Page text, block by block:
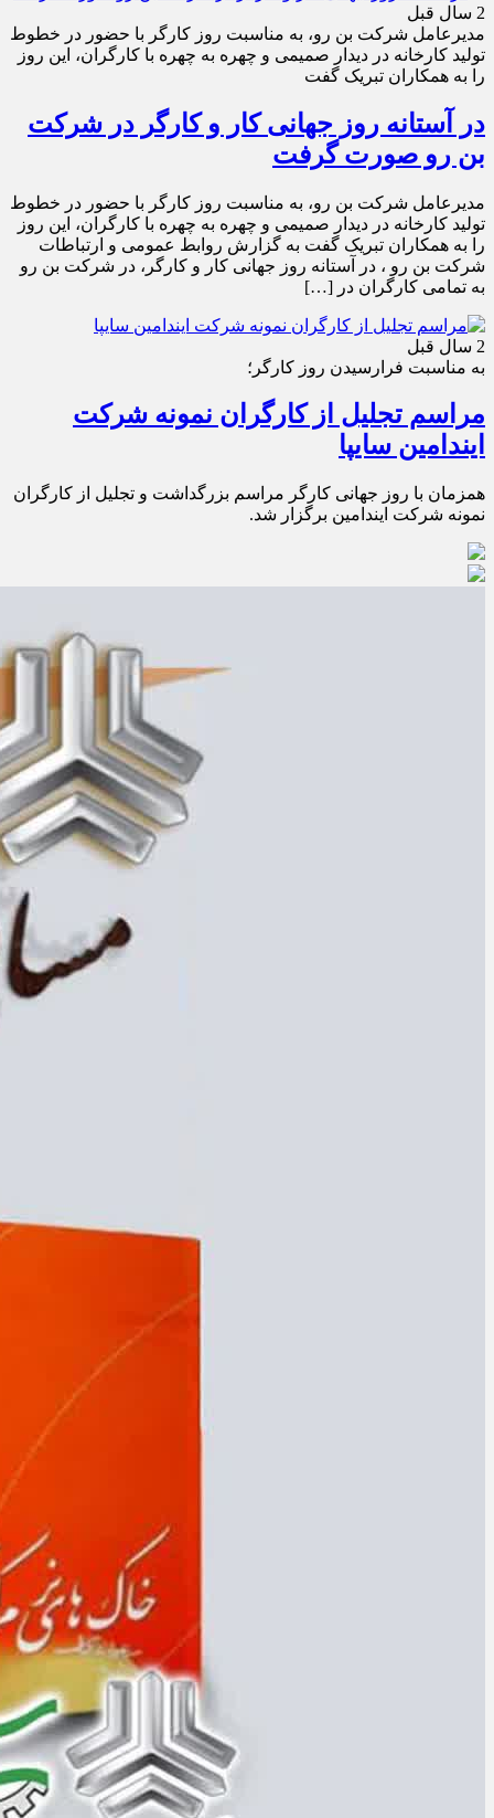
2 سال قبل
مدیرعامل شرکت بن رو، به مناسبت روز کارگر با حضور در خطوط
تولید کارخانه در دیدار صمیمی و‌ چهره به چهره با کارگران، این روز
را به همکاران تبریک گفت
در آستانه روز جهانی کار و کارگر در شرکت
بن رو صورت گرفت
مدیرعامل شرکت بن رو، به مناسبت روز کارگر با حضور در خطوط
تولید کارخانه در دیدار صمیمی و‌ چهره به چهره با کارگران، این روز
را به همکاران تبریک گفت به گزارش روابط عمومی و ارتباطات
شرکت بن رو ، در آستانه روز جهانی کار و کارگر، در شرکت بن رو
به تمامی کارگران‌ در […]
2 سال قبل
به مناسبت فرارسیدن روز کارگر؛
مراسم تجلیل از کارگران نمونه شرکت
ایندامین سایپا
همزمان با روز جهانی کارگر مراسم بزرگداشت و تجلیل از کارگران
نمونه شرکت ایندامین برگزار شد.